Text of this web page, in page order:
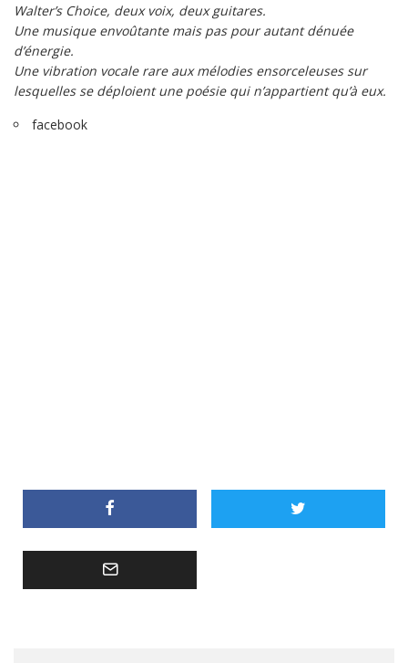
Walter’s Choice, deux voix, deux guitares.
Une musique envoûtante mais pas pour autant dénuée
d’énergie.
Une vibration vocale rare aux mélodies ensorceleuses sur
lesquelles se déploient une poésie qui n’appartient qu’à eux.
facebook